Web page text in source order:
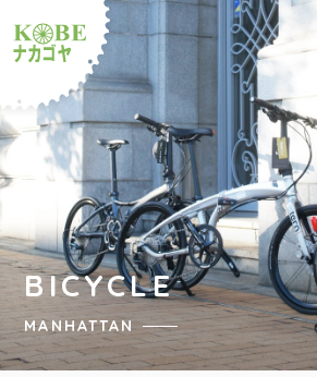
ルショップナカゴヤ
BICYCLE
MANHATTAN